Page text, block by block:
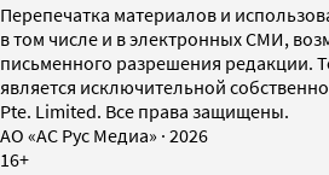
Перепечатка материалов и
в том числе и в электронных СМИ,
письменного разрешения редакции.
является исключительной
Pte. Limited. Все права защищены.
AO «АС Рус Медиа» · 2026
16+